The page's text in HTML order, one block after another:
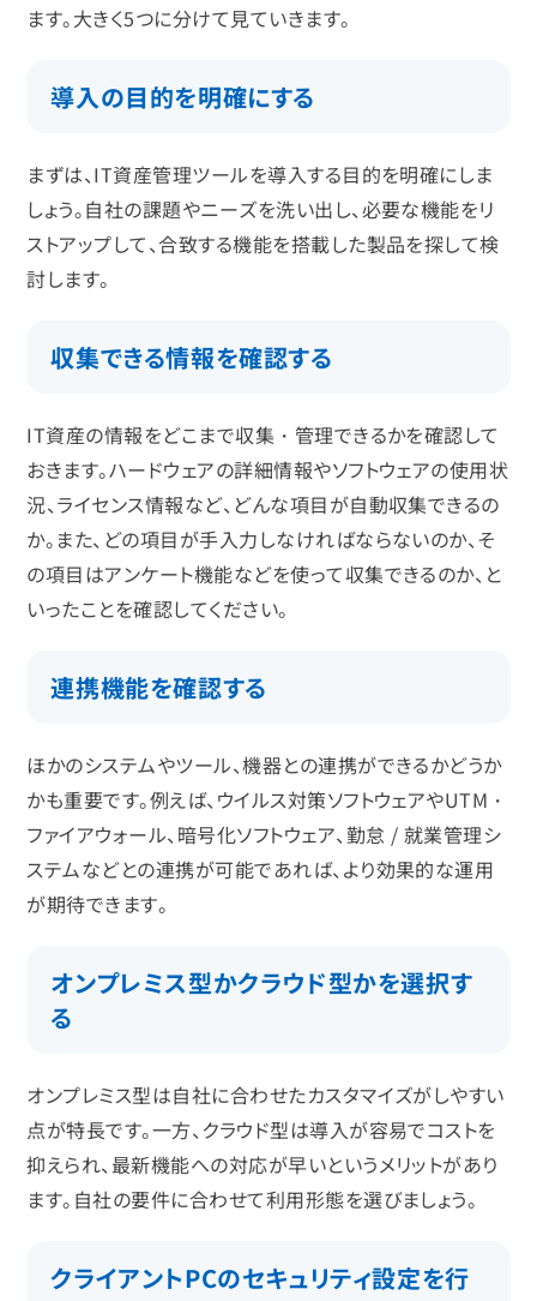
ます。大きく5つに分けて見ていきます。
導入の目的を明確にする
まずは、IT資産管理ツールを導入する目的を明確にしま
しょう。自社の課題やニーズを洗い出し、必要な機能をリ
ストアップして、合致する機能を搭載した製品を探して検
討します。
収集できる情報を確認する
IT資産の情報をどこまで収集・管理できるかを確認して
おきます。ハードウェアの詳細情報やソフトウェアの使用状
況、ライセンス情報など、どんな項目が自動収集できるの
か。また、どの項目が手入力しなければならないのか、そ
の項目はアンケート機能などを使って収集できるのか、と
いったことを確認してください。
連携機能を確認する
ほかのシステムやツール、機器との連携ができるかどうか
かも重要です。例えば、ウイルス対策ソフトウェアやUTM・
ファイアウォール、暗号化ソフトウェア、勤怠 / 就業管理シ
ステムなどとの連携が可能であれば、より効果的な運用
が期待できます。
オンプレミス型かクラウド型かを選択す
る
オンプレミス型は自社に合わせたカスタマイズがしやすい
点が特長です。一方、クラウド型は導入が容易でコストを
抑えられ、最新機能への対応が早いというメリットがあり
ます。自社の要件に合わせて利用形態を選びましょう。
クライアントPCのセキュリティ設定を行